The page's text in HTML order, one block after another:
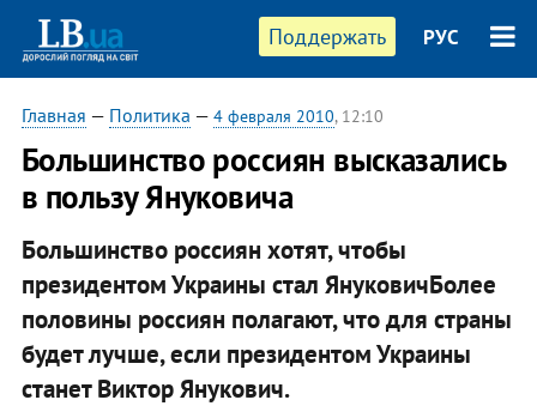
Поддержать РУС
Главная — Политика — 4 февраля 2010, 12:10
Большинство россиян высказались
в пользу Януковича
Большинство россиян хотят, чтобы
президентом Украины стал ЯнуковичБолее
половины россиян полагают, что для страны
будет лучше, если президентом Украины
станет Виктор Янукович.